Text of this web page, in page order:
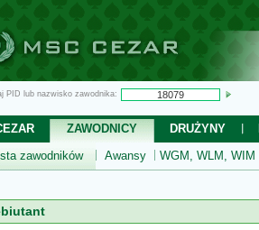
PID lub nazwisko zawodnika:
ZAWODNICY DRUŻYNY
zawodników
Awansy WGM, WLM, WIM